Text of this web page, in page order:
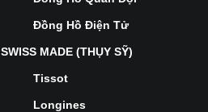
Đồng Hồ Điện Tử
SWISS MADE (THỤY SỸ)
Tissot
Longines